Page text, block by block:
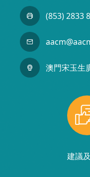
(853) 2833
澳門宋玉生
建議